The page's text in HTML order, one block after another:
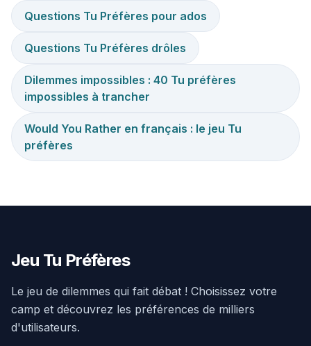
Questions Tu Préfères pour ados
Questions Tu Préfères drôles
Dilemmes impossibles : 40 Tu préfères
impossibles à trancher
Would You Rather en français : le jeu Tu
préfères
Jeu Tu Préfères
Le jeu de dilemmes qui fait débat ! Choisissez votre
camp et découvrez les préférences de milliers
d'utilisateurs.